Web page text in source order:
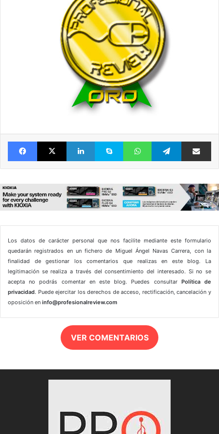
FacebookX LinkedIn Skype WhatsAppTelegram
Los datos de carácter personal que nos facilite mediante este formulario
quedarán registrados en un fichero de Miguel Ángel Navas Carrera, con la
finalidad de gestionar los comentarios que realizas en este blog. La
legitimación se realiza a través del consentimiento del interesado. Si no se
acepta no podrás comentar en este blog. Puedes consultar Política de
privacidad. Puede ejercitar los derechos de acceso, rectificación, cancelación y
oposición en info@profesionalreview.com
VER COMENTARIOS